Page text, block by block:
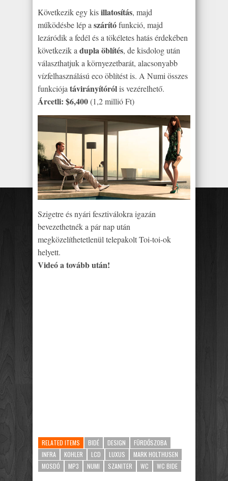
Következik egy kisillatosítás, majd
működésbe lép aszárítófunkció, majd
lezáródik a fedél és a tökéletes hatás érdekében
következik adupla öblítés, de kisdolog után
választhatjuk a környezetbarát, alacsonyabb
vízfelhasználású eco öblítést is. A Numi összes
funkciójatávirányítórólis vezérelhető.
Árcetli: $6,400(1,2 millió Ft)
Szigetre és nyári fesztiválokra igazán
bevezethetnék a pár nap után
megközelíthetetlenül telepakolt Toi-toi-ok
helyett.
Videó a tovább után!
RELATED ITEMS BIDÉ DESIGN
FÜRDŐSZOBA
INFRA
KOHLER LCD LUXUS
MARK HOLTHUSEN
MOSDÓ
MP3 NUMI SZANITER WC WC BIDE